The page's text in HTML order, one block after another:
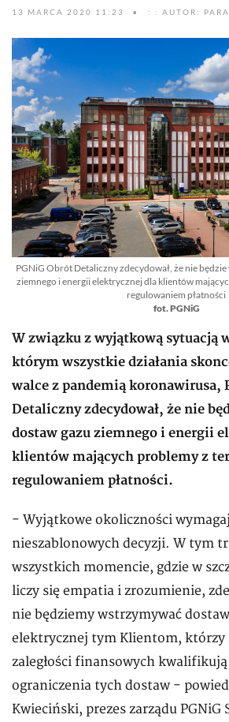
13 MARCA 2020 11:23 : : AUTOR: PARA
PGNiG Obrót Detaliczny zdecydował, że nie
ziemnego i energii elektrycznej dla klientów
regulowaniem płatności
fot. PGNiG
W związku z wyjątkową sytuacją
którym wszystkie działania
walce z pandemią koronawirusa,
Detaliczny zdecydował, że nie
dostaw gazu ziemnego i energii
klientów mających problemy z
regulowaniem płatności.
- Wyjątkowe okoliczności
nieszablonowych decyzji. W tym
wszystkich momencie, gdzie w
liczy się empatia i zrozumienie,
nie będziemy wstrzymywać
elektrycznej tym Klientom, którzy
zaległości finansowych kwalifikują
ograniczenia tych dostaw -
Kwieciński, prezes zarządu PGNiG